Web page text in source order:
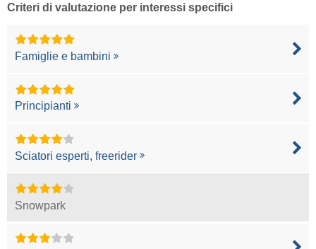
Criteri di valutazione per interessi specifici
Famiglie e bambini
Principianti
Sciatori esperti, freerider
Snowpark